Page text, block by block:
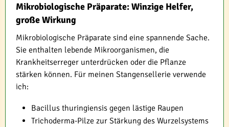
Mikrobiologische Präparate: Winzige Helfer,
große Wirkung
Mikrobiologische Präparate sind eine spannende Sache.
Sie enthalten lebende Mikroorganismen, die
Krankheitserreger unterdrücken oder die Pflanze
stärken können. Für meinen Stangensellerie verwende
ich:
Bacillus thuringiensis gegen lästige Raupen
Trichoderma-Pilze zur Stärkung des Wurzelsystems